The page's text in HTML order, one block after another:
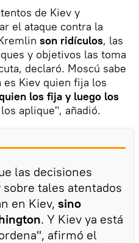
de Kiev y
el ataque contra la
son ridículos, las
y objetivos las toma
declaró. Moscú sabe
Kiev quien fija los
los fija y luego los
aplique", añadió.
las decisiones
tales atentados
en Kiev, sino
. Y Kiev ya está
afirmó el